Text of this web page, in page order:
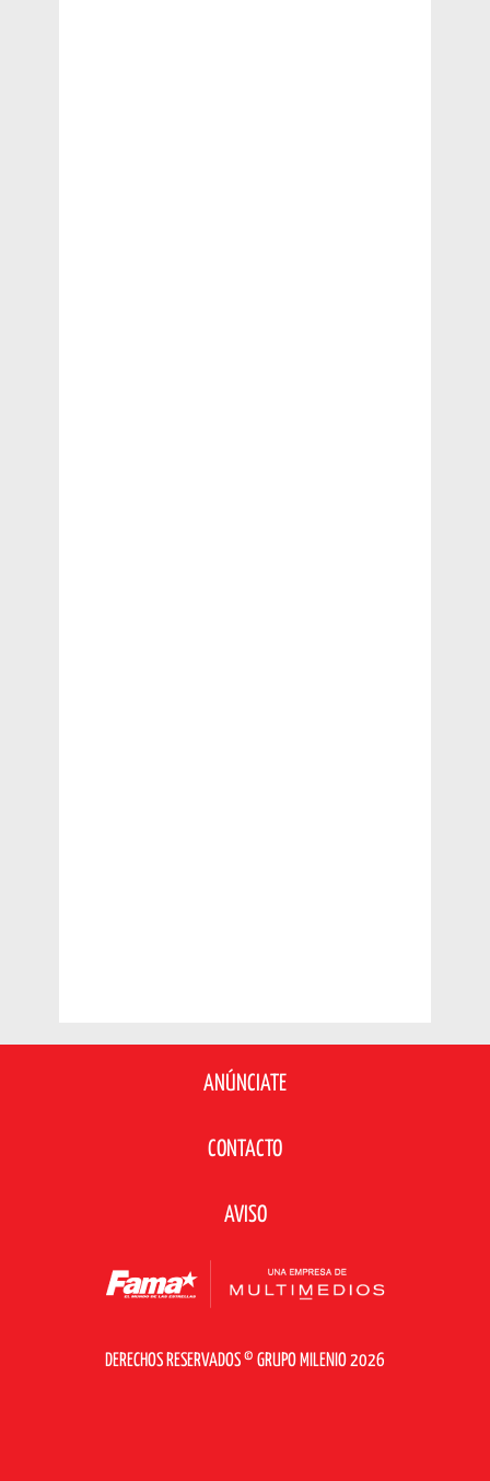
ANÚNCIATE
CONTACTO
AVISO
DERECHOS RESERVADOS © GRUPO MILENIO 2026